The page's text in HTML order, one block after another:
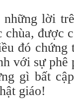
lời
chùa, được
đó chứng
với sự phê
gì bất
giáo!